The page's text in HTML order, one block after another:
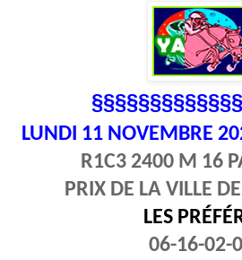
LUNDI 11 NOVEMBRE
R1C3 2400 M 16
PRIX DE LA VILLE
LES
06-16-02-